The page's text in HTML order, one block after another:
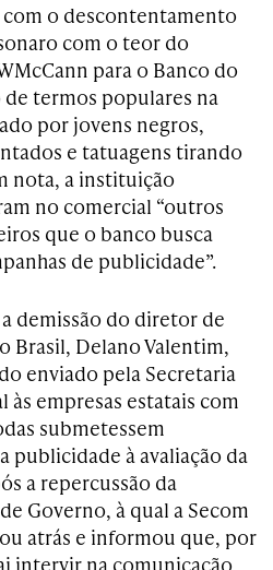
o descontentamento
com o teor do
para o Banco do
termos populares na
por jovens negros,
e tatuagens tirando
nota, a instituição
no comercial “outros
que o banco busca
de publicidade”.
demissão do diretor de
Brasil, Delano Valentim,
enviado pela Secretaria
às empresas estatais com
submetessem
publicidade à avaliação da
a repercussão da
Governo, à qual a Secom
atrás e informou que, por
intervir na comunicação